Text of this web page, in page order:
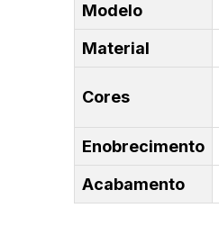
Modelo
Material
Cores
Enobrecimento
Acabamento